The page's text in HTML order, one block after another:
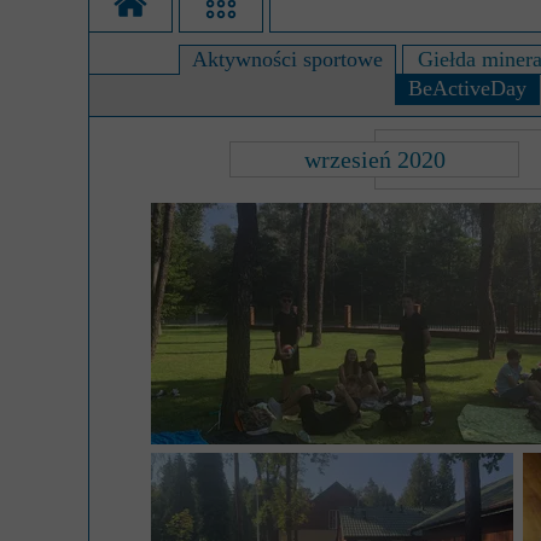
Aktywności sportowe
BeActiveDay
Giełda
wrzesień 2020
Misja szkoły
Edukator roku
Ambasador Zamoyskiego
Biblioteka szkolna
Pedagog i Psycholog
Egzaminy i sprawdziany
Matura
Projekty edukacyjne
Rzecznik Praw Ucznia
mLegitymacja
Konkursy, wykłady
Doradca Zawodowy
Gabinet PZiPP
Wyszukiwarka uczelni
Sprawdzian
Ważne
System rekrutacji